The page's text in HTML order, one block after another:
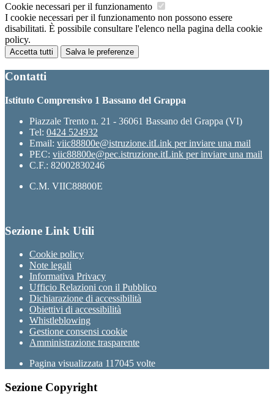
Cookie necessari per il funzionamento
I cookie necessari per il funzionamento non possono essere
disabilitati. È possibile consultare l'elenco nella pagina della cookie
policy.
Accetta tutti Salva le preferenze
Contatti
Istituto Comprensivo 1 Bassano del Grappa
Piazzale Trento n. 21 - 36061 Bassano del Grappa (VI)
Tel: 0424 524932
Email: viic88800e@istruzione.itLink per inviare una mail
PEC: viic88800e@pec.istruzione.itLink per inviare una mail
C.F.: 82002830246
C.M. VIIC88800E
Sezione Link Utili
Cookie policy
Note legali
Informativa Privacy
Ufficio Relazioni con il Pubblico
Dichiarazione di accessibilità
Obiettivi di accessibilità
Whistleblowing
Gestione consensi cookie
Amministrazione trasparente
Pagina visualizzata 117045 volte
Sezione Copyright